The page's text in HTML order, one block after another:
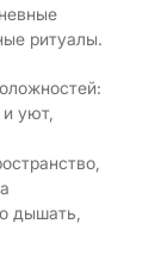
ритуалы.
уют,
дышать,